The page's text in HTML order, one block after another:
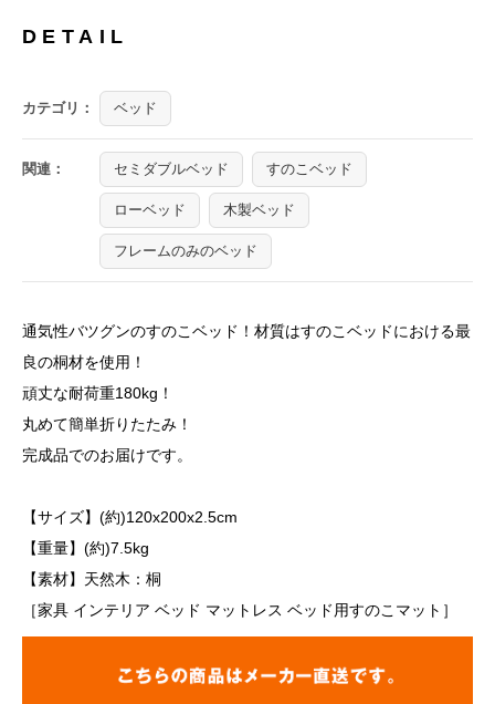
DETAIL
カテゴリ： ベッド
関連： セミダブルベッド すのこベッド
ローベッド 木製ベッド
フレームのみのベッド
通気性バツグンのすのこベッド！材質はすのこベッドにおける最
良の桐材を使用！
頑丈な耐荷重180kg！
丸めて簡単折りたたみ！
完成品でのお届けです。
【サイズ】(約)120x200x2.5cm
【重量】(約)7.5kg
【素材】天然木：桐
［家具 インテリア ベッド マットレス ベッド用すのこマット］